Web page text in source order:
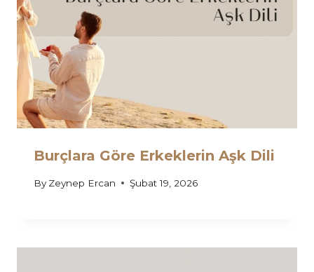
Burçlara Göre Erkeklerin Aşk Dili
By Zeynep Ercan Şubat 19, 2026